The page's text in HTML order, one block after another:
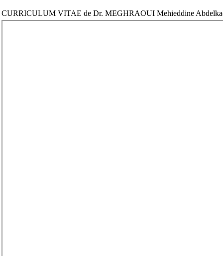
CURRICULUM VITAE de Dr. MEGHRAOUI Mehieddine